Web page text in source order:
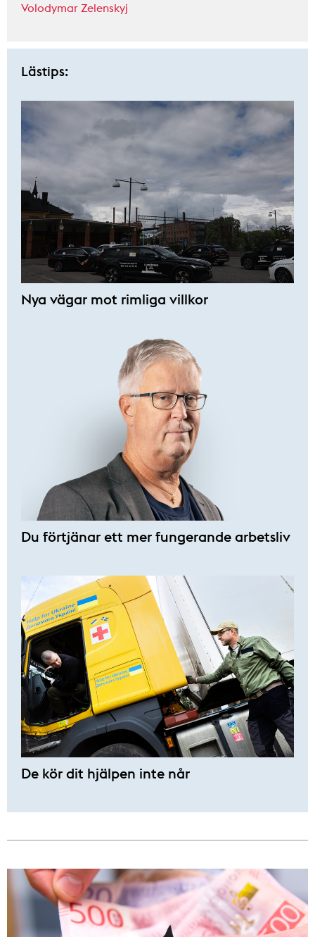
Volodymar Zelenskyj
Lästips:
Nya vägar mot rimliga villkor
Du förtjänar ett mer fungerande arbetsliv
De kör dit hjälpen inte når